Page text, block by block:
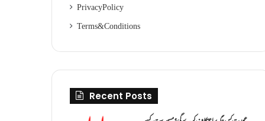
Privacy Policy
Terms & Conditions
Recent Posts